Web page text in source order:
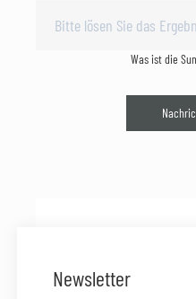
Was ist die
Newsletter